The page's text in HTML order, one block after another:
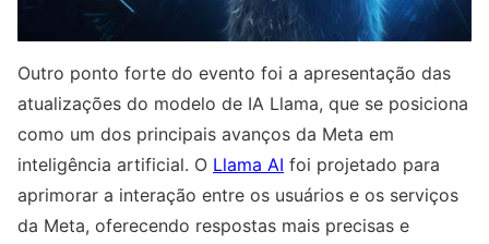
Outro ponto forte do evento foi a apresentação das
atualizações do modelo de IA Llama, que se posiciona
como um dos principais avanços da Meta em
inteligência artificial. O Llama AI foi projetado para
aprimorar a interação entre os usuários e os serviços
da Meta, oferecendo respostas mais precisas e